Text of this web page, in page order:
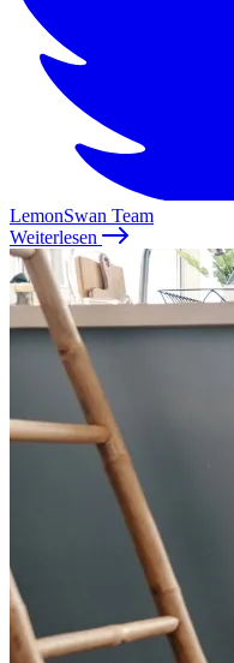
LemonSwan Team
Weiterlesen